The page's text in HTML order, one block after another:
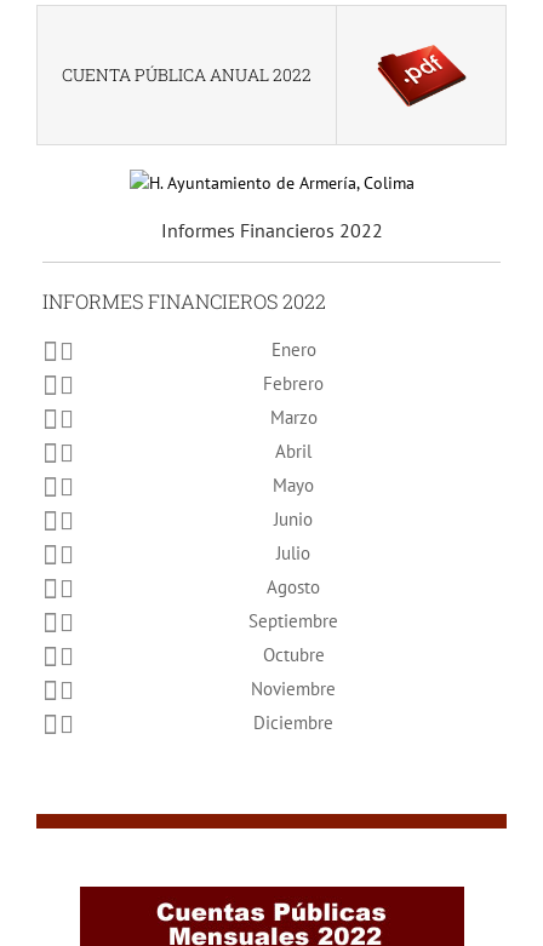
CUENTA PÚBLICA ANUAL 2022
Informes Financieros 2022
INFORMES FINANCIEROS 2022
Enero
Febrero
Marzo
Abril
Mayo
Junio
Julio
Agosto
Septiembre
Octubre
Noviembre
Diciembre